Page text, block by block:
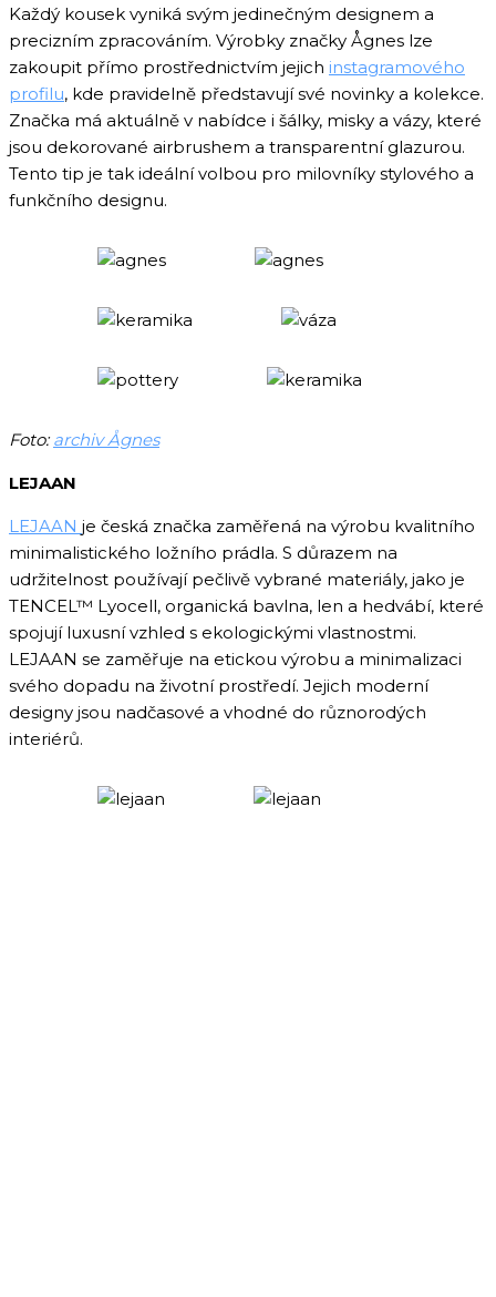
Každý kousek vyniká svým jedinečným designem a
precizním zpracováním. Výrobky značky Ågnes lze
zakoupit přímo prostřednictvím jejich instagramového
profilu, kde pravidelně představují své novinky a kolekce.
Značka má aktuálně v nabídce i šálky, misky a vázy, které
jsou dekorované airbrushem a transparentní glazurou.
Tento tip je tak ideální volbou pro milovníky stylového a
funkčního designu.
Foto:archiv Ågnes
LEJAAN
LEJAAN je česká značka zaměřená na výrobu kvalitního
minimalistického ložního prádla. S důrazem na
udržitelnost používají pečlivě vybrané materiály, jako je
TENCEL™ Lyocell, organická bavlna, len a hedvábí, které
spojují luxusní vzhled s ekologickými vlastnostmi.
LEJAAN se zaměřuje na etickou výrobu a minimalizaci
svého dopadu na životní prostředí. Jejich moderní
designy jsou nadčasové a vhodné do různorodých
interiérů.